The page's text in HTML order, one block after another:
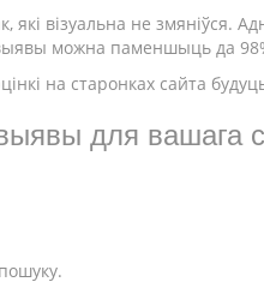
візуальна не змяніўся.
можна паменшыць да
на старонках сайта
для вашага